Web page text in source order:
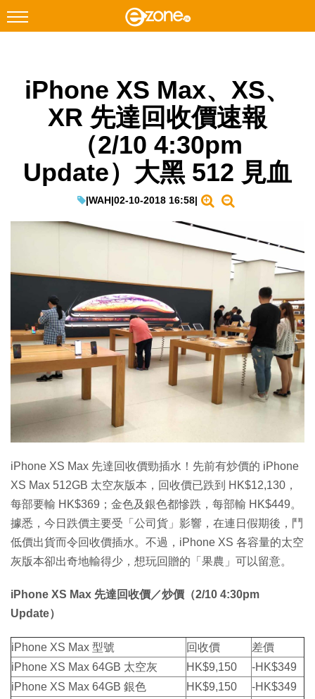
Facebook Instagram
科技焦點
遊戲動漫
EduTech
生成式AI與雲端應用
Enterprise Digital Transformation
特集
iPhone XS Max、XS、
XR 先達回收價速報
（2/10 4:30pm
Update）大黑 512 見血
|WAH|02-10-2018 16:58|
iPhone XS Max 先達回收價勁插水！先前有炒價的 iPhone
XS Max 512GB 太空灰版本，回收價已跌到 HK$12,130，
每部要輸 HK$369；金色及銀色都慘跌，每部輸 HK$449。
據悉，今日跌價主要受「公司貨」影響，在連日假期後，鬥
低價出貨而令回收價插水。不過，iPhone XS 各容量的太空
灰版本卻出奇地輸得少，想玩回贈的「果農」可以留意。
iPhone XS Max 先達回收價／炒價（2/10 4:30pm
Update）
iPhone XS Max 型號 回收價
差價
iPhone XS Max 64GB 太空灰
HK$9,150
-HK$349
iPhone XS Max 64GB 銀色
HK$9,150
-HK$349